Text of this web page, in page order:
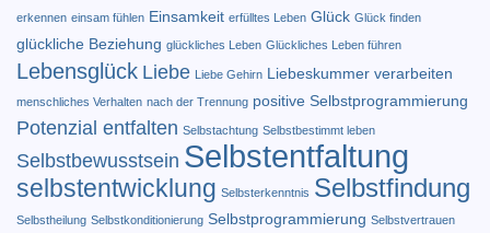
erkennen einsam fühlen Einsamkeit erfülltes Leben Glück Glück finden
glückliche Beziehung glückliches Leben Glückliches Leben führen
Lebensglück Liebe Liebe Gehirn Liebeskummer verarbeiten
menschliches Verhalten nach der Trennung positive Selbstprogrammierung
Potenzial entfalten Selbstachtung Selbstbestimmt leben
Selbstbewusstsein Selbstentfaltung
selbstentwicklung Selbsterkenntnis Selbstfindung
Selbstheilung Selbstkonditionierung Selbstprogrammierung Selbstvertrauen